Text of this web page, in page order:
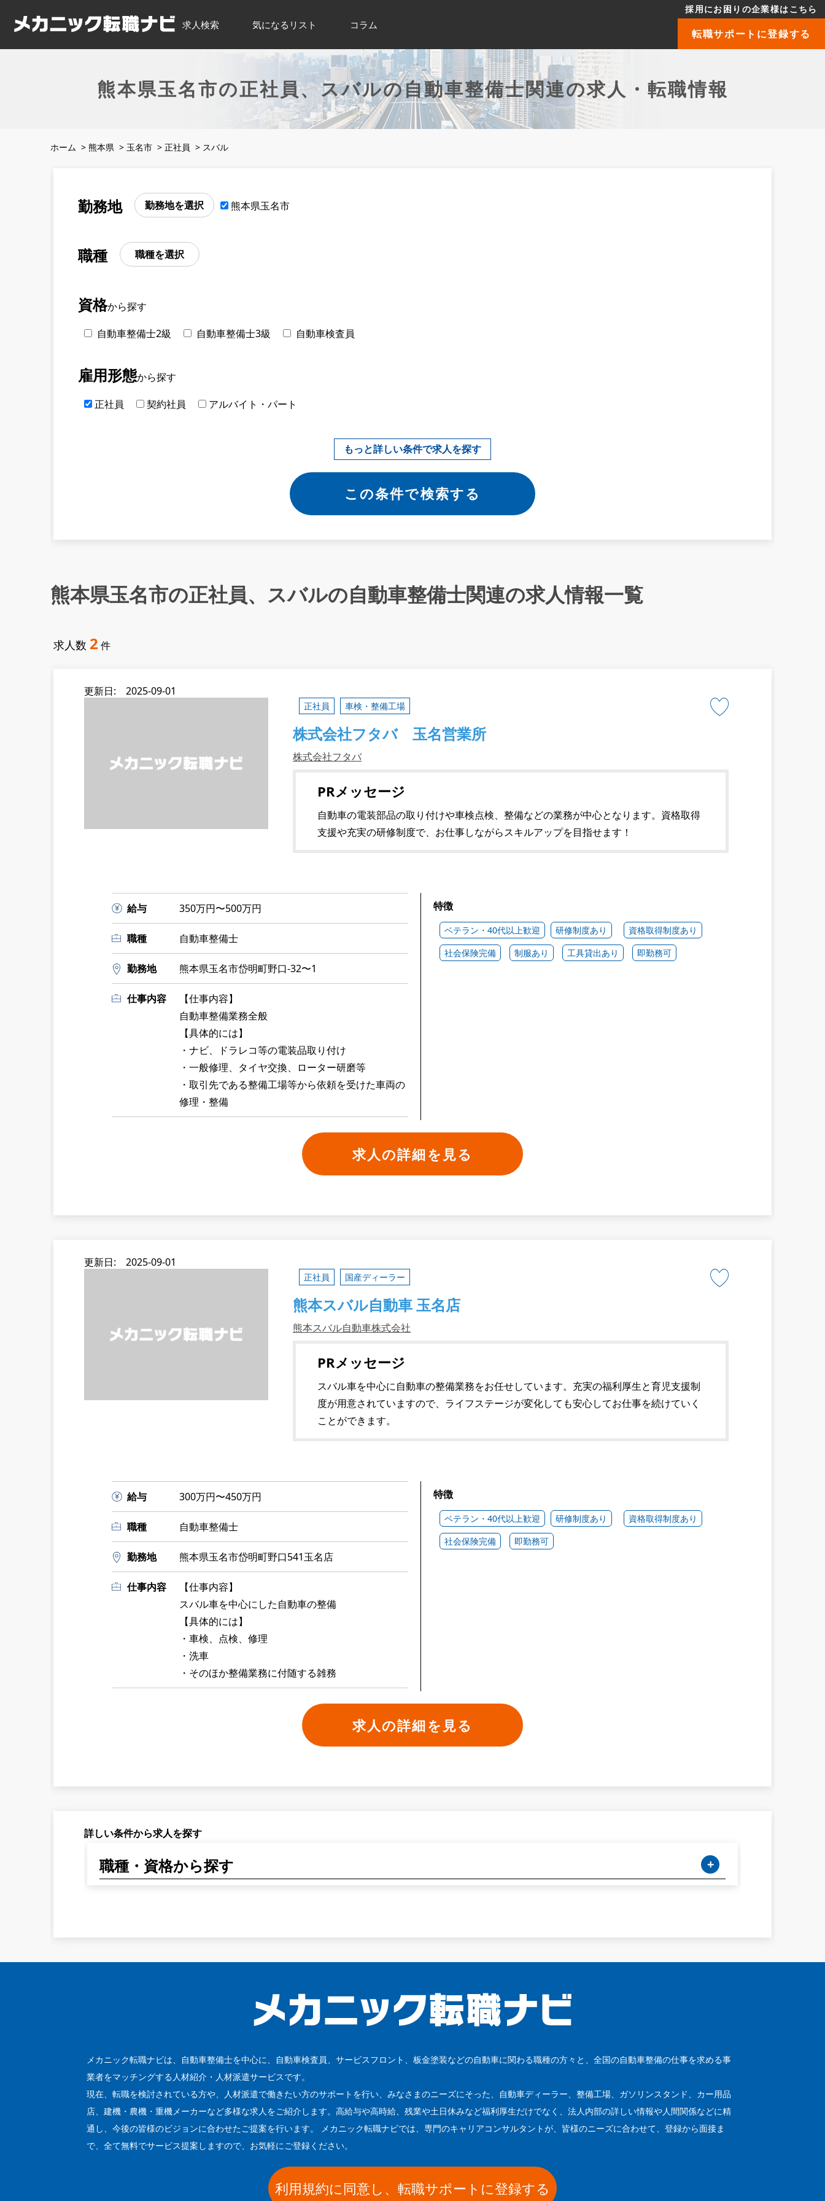
求人検索 気になるリスト コラム
採用にお困りの企業様はこちら
転職サポートに登録する
熊本県玉名市の正社員、スバルの自動車整備士関連の求人・転職情報
ホーム > 熊本県 > 玉名市 > 正社員 > スバル
勤務地 勤務地を選択 熊本県玉名市
職種 職種を選択
資格から探す
自動車整備士2級
自動車整備士3級 自動車検査員
雇用形態から探す
正社員
契約社員 アルバイト・パート
熊本県玉名市の正社員、スバルの自動車整備士関連の求人情報一覧
求人数 2 件
更新日: 2025-09-01
正社員 車検・整備工場
株式会社フタバ 玉名営業所
株式会社フタバ
PRメッセージ
自動車の電装部品の取り付けや車検点検、整備などの業務が中心となります。資格取得
支援や充実の研修制度で、お仕事しながらスキルアップを目指せます！
給与 350万円〜500万円
職種 自動車整備士
勤務地 熊本県玉名市岱明町野口-32〜1
仕事内容
【仕事内容】
自動車整備業務全般
【具体的には】
・ナビ、ドラレコ等の電装品取り付け
・一般修理、タイヤ交換、ローター研磨等
・取引先である整備工場等から依頼を受けた車両の
修理・整備
特徴
ベテラン・40代以上歓迎 研修制度あり
資格取得制度あり
社会保険完備
制服あり 工具貸出あり 即勤務可
求人の詳細を見る
更新日: 2025-09-01
正社員 国産ディーラー
熊本スバル自動車 玉名店
熊本スバル自動車株式会社
PRメッセージ
スバル車を中心に自動車の整備業務をお任せしています。充実の福利厚生と育児支援制
度が用意されていますので、ライフステージが変化しても安心してお仕事を続けていく
ことができます。
給与 300万円〜450万円
職種 自動車整備士
勤務地 熊本県玉名市岱明町野口541玉名店
仕事内容
【仕事内容】
スバル車を中心にした自動車の整備
【具体的には】
・車検、点検、修理
・洗車
・そのほか整備業務に付随する雑務
特徴
ベテラン・40代以上歓迎 研修制度あり
資格取得制度あり
社会保険完備
即勤務可
求人の詳細を見る
詳しい条件から求人を探す
職種・資格から探す
メカニック転職ナビは、自動車整備士を中心に、自動車検査員、サービスフロント、板金塗装などの自動車に関わる職種の方々と、全国の自動車整備の仕事を求める事
業者をマッチングする人材紹介・人材派遣サービスです。
現在、転職を検討されている方や、人材派遣で働きたい方のサポートを行い、みなさまのニーズにそった、自動車ディーラー、整備工場、ガソリンスタンド、カー用品
店、建機・農機・重機メーカーなど多様な求人をご紹介します。高給与や高時給、残業や土日休みなど福利厚生だけでなく、法人内部の詳しい情報や人間関係などに精
通し、今後の皆様のビジョンに合わせたご提案を行います。 メカニック転職ナビでは、専門のキャリアコンサルタントが、皆様のニーズに合わせて、登録から面接ま
で、全て無料でサービス提案しますので、お気軽にご登録ください。
利用規約に同意し、転職サポートに登録する